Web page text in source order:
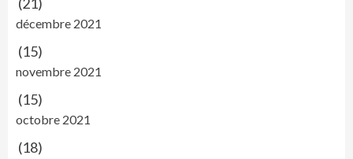
décembre 2021
(15)
novembre 2021
(15)
octobre 2021
(18)